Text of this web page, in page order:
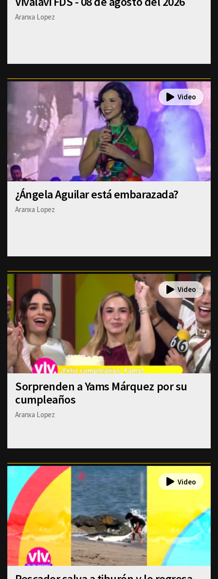
Aranxa Lopez
¿Ángela Aguilar está embarazada?
Aranxa Lopez
Sorprenden a Yams Márquez por su
cumpleaños
Aranxa Lopez